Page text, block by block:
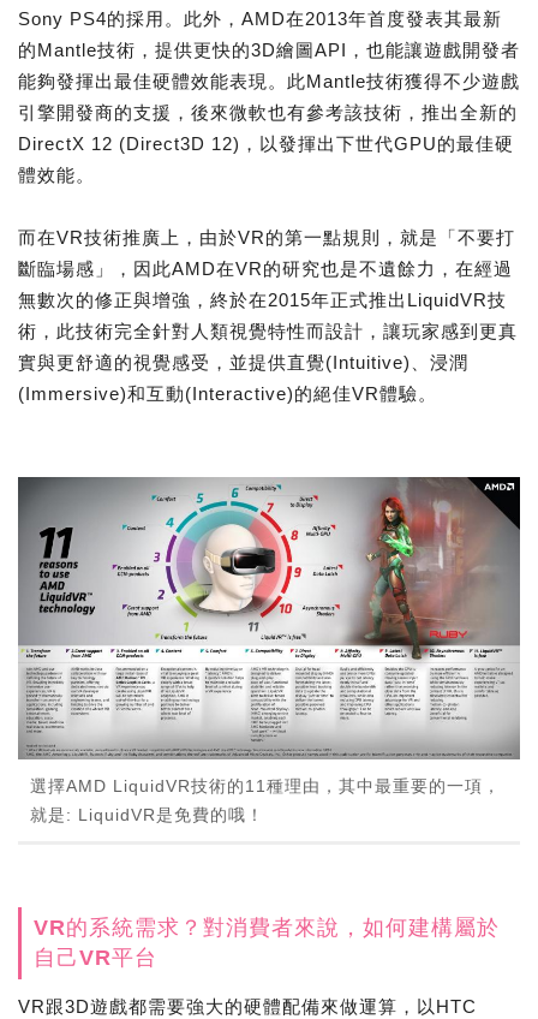
Sony PS4的採用。此外，AMD在2013年首度發表其最新
的Mantle技術，提供更快的3D繪圖API，也能讓遊戲開發者
能夠發揮出最佳硬體效能表現。此Mantle技術獲得不少遊戲
引擎開發商的支援，後來微軟也有參考該技術，推出全新的
DirectX 12 (Direct3D 12)，以發揮出下世代GPU的最佳硬
體效能。
而在VR技術推廣上，由於VR的第一點規則，就是「不要打
斷臨場感」，因此AMD在VR的研究也是不遺餘力，在經過
無數次的修正與增強，終於在2015年正式推出LiquidVR技
術，此技術完全針對人類視覺特性而設計，讓玩家感到更真
實與更舒適的視覺感受，並提供直覺(Intuitive)、浸潤
(Immersive)和互動(Interactive)的絕佳VR體驗。
選擇AMD LiquidVR技術的11種理由，其中最重要的一項，
就是: LiquidVR是免費的哦！
VR的系統需求？對消費者來說，如何建構屬於
自己VR平台
VR跟3D遊戲都需要強大的硬體配備來做運算，以HTC